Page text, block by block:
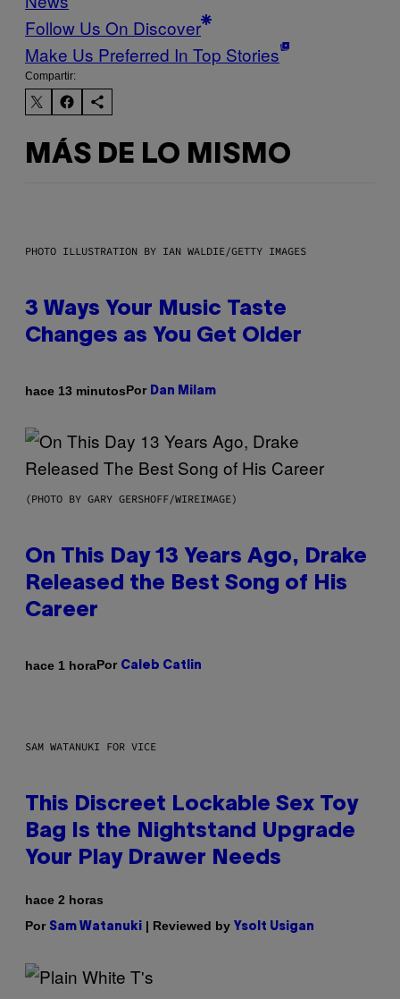
Follow Us On Discover
Make Us Preferred In Top Stories
Compartir:
MÁS DE LO MISMO
PHOTO ILLUSTRATION BY IAN WALDIE/GETTY IMAGES
3 Ways Your Music Taste
Changes as You Get Older
hace 13 minutosPor Dan Milam
(PHOTO BY GARY GERSHOFF/WIREIMAGE)
On This Day 13 Years Ago, Drake
Released the Best Song of His
Career
hace 1 horaPor Caleb Catlin
SAM WATANUKI FOR VICE
This Discreet Lockable Sex Toy
Bag Is the Nightstand Upgrade
Your Play Drawer Needs
hace 2 horas
Por Sam Watanuki | Reviewed by Ysolt Usigan